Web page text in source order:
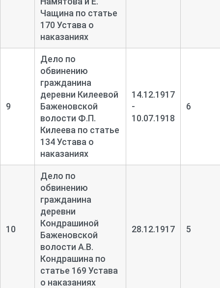
Чащина по статье
170 Устава о
наказаниях
9
Дело по
обвинению
гражданина
деревни Килеевой
Баженовской
волости Ф.П.
Килеева по статье
134 Устава о
наказаниях
14.12.1917
-
10.07.1918
6
10
Дело по
обвинению
гражданина
деревни
Кондрашиной
Баженовской
волости А.В.
Кондрашина по
статье 169 Устава
о наказаниях
28.12.1917 5